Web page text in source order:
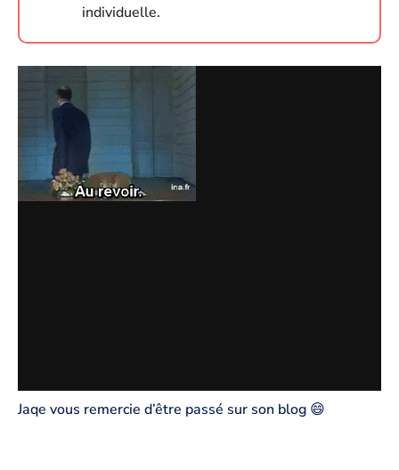
individuelle.
Jaqe vous remercie d’être passé sur son blog 😄